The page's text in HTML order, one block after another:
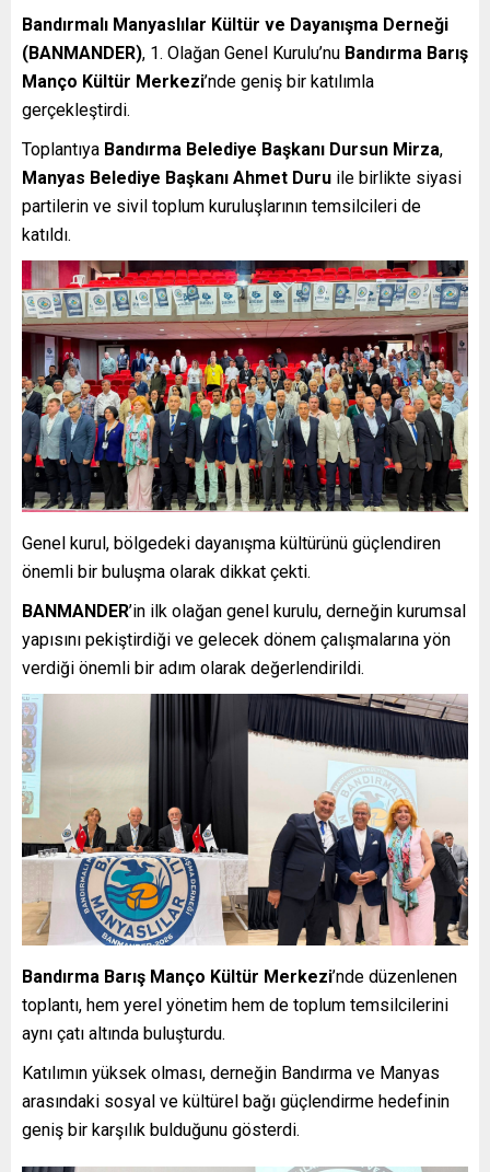
Bandırmalı Manyaslılar Kültür ve Dayanışma Derneği
(BANMANDER), 1. Olağan Genel Kurulu’nu Bandırma Barış
Manço Kültür Merkezi’nde geniş bir katılımla
gerçekleştirdi.
Toplantıya Bandırma Belediye Başkanı Dursun Mirza,
Manyas Belediye Başkanı Ahmet Duru ile birlikte siyasi
partilerin ve sivil toplum kuruluşlarının temsilcileri de
katıldı.
Genel kurul, bölgedeki dayanışma kültürünü güçlendiren
önemli bir buluşma olarak dikkat çekti.
BANMANDER’in ilk olağan genel kurulu, derneğin kurumsal
yapısını pekiştirdiği ve gelecek dönem çalışmalarına yön
verdiği önemli bir adım olarak değerlendirildi.
Bandırma Barış Manço Kültür Merkezi’nde düzenlenen
toplantı, hem yerel yönetim hem de toplum temsilcilerini
aynı çatı altında buluşturdu.
Katılımın yüksek olması, derneğin Bandırma ve Manyas
arasındaki sosyal ve kültürel bağı güçlendirme hedefinin
geniş bir karşılık bulduğunu gösterdi.